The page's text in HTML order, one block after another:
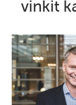
vinkit